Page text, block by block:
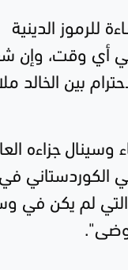
للرموز الدينية
في أي وقت، وإن
بين الخالد
جزاءه
الكوردستاني في
التي لم يكن في